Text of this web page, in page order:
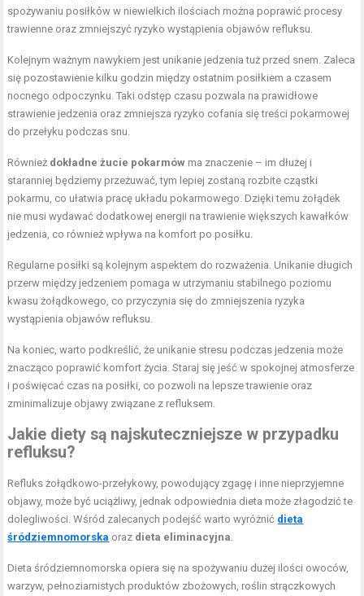
spożywaniu posiłków w niewielkich ilościach można poprawić procesy
trawienne oraz zmniejszyć ryzyko wystąpienia objawów refluksu.
Kolejnym ważnym nawykiem jest unikanie jedzenia tuż przed snem. Zaleca
się pozostawienie kilku godzin między ostatnim posiłkiem a czasem
nocnego odpoczynku. Taki odstęp czasu pozwala na prawidłowe
strawienie jedzenia oraz zmniejsza ryzyko cofania się treści pokarmowej
do przełyku podczas snu.
Również dokładne żucie pokarmów ma znaczenie – im dłużej i
staranniej będziemy przeżuwać, tym lepiej zostaną rozbite cząstki
pokarmu, co ułatwia pracę układu pokarmowego. Dzięki temu żołądek
nie musi wydawać dodatkowej energii na trawienie większych kawałków
jedzenia, co również wpływa na komfort po posiłku.
Regularne posiłki są kolejnym aspektem do rozważenia. Unikanie długich
przerw między jedzeniem pomaga w utrzymaniu stabilnego poziomu
kwasu żołądkowego, co przyczynia się do zmniejszenia ryzyka
wystąpienia objawów refluksu.
Na koniec, warto podkreślić, że unikanie stresu podczas jedzenia może
znacząco poprawić komfort życia. Staraj się jeść w spokojnej atmosferze
i poświęcać czas na posiłki, co pozwoli na lepsze trawienie oraz
zminimalizuje objawy związane z refluksem.
Jakie diety są najskuteczniejsze w przypadku
refluksu?
Refluks żołądkowo-przełykowy, powodujący zgagę i inne nieprzyjemne
objawy, może być uciążliwy, jednak odpowiednia dieta może złagodzić te
dolegliwości. Wśród zalecanych podejść warto wyróżnić dieta
śródziemnomorska oraz dieta eliminacyjna
Dieta śródziemnomorska opiera się na spożywaniu dużej ilości owoców,
warzyw, pełnoziarnistych produktów zbożowych, roślin strączkowych